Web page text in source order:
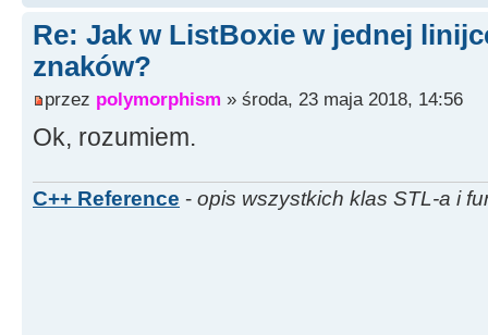
Re: Jak w ListBoxie w jednej
znaków?
przez polymorphism » środa, 23 maja 2018, 14:56
Ok, rozumiem.
C++ Reference - opis wszystkich klas STL-a i